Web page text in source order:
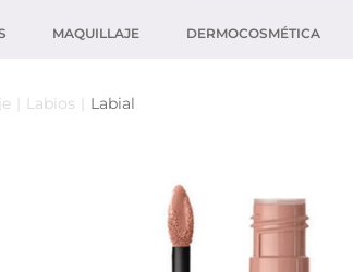
MAQUILLAJE DERMOCOSMÉTICA
Labios Labial
proteina